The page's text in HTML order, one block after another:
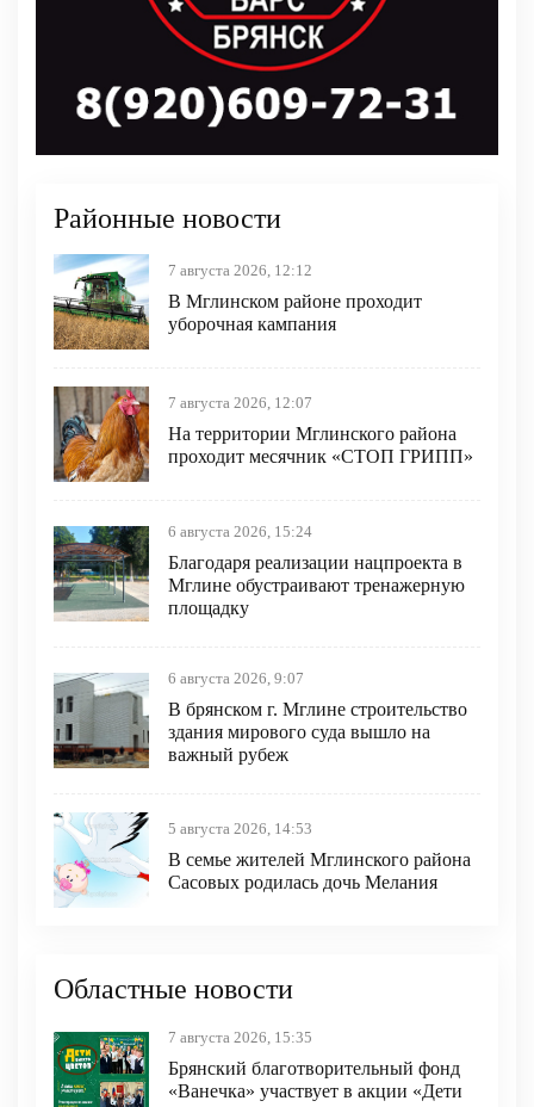
Районные новости
7 августа 2026, 12:12
В Мглинском районе проходит
уборочная кампания
7 августа 2026, 12:07
На территории Мглинского района
проходит месячник «СТОП ГРИПП»
6 августа 2026, 15:24
Благодаря реализации нацпроекта в
Мглине обустраивают тренажерную
площадку
6 августа 2026, 9:07
В брянском г. Мглине строительство
здания мирового суда вышло на
важный рубеж
5 августа 2026, 14:53
В семье жителей Мглинского района
Сасовых родилась дочь Мелания
Областные новости
7 августа 2026, 15:35
Брянский благотворительный фонд
«Ванечка» участвует в акции «Дети